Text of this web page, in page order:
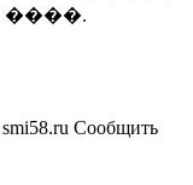
smi58.ru Сообщить